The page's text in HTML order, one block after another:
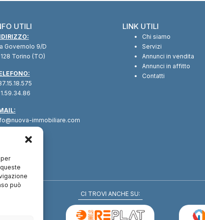
può
UTILI
Governolo 9/D
Torino (TO)
immobiliare.com
LINK UTILI
Chi siamo
Servizi
Annunci in vendita
Annunci in affitto
Contatti
CI TROVI ANCHE SU: